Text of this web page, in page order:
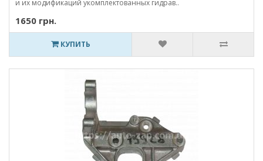
и их модификаций укомплектованных гидрав..
1650 грн.
КУПИТЬ